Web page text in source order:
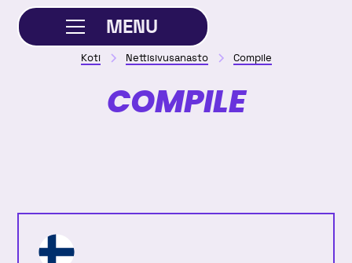
MENU
SULJE
Koti Nettisivusanasto Compile
COMPILE